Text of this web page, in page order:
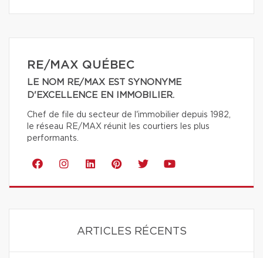
RE/MAX QUÉBEC
LE NOM RE/MAX EST SYNONYME
D'EXCELLENCE EN IMMOBILIER.
Chef de file du secteur de l'immobilier depuis 1982,
le réseau RE/MAX réunit les courtiers les plus
performants.
ARTICLES RÉCENTS